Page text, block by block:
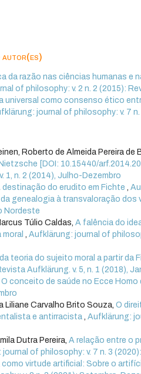
autor(es)
da razão nas ciências humanas e
of philosophy: v. 2 n. 2 (2015):
universal como consenso ético
journal of philosophy: v. 7
Roberto de Almeida Pereira de
[DOI: 10.15440/
1, n. 2 (2014), Julho-Dezembro
destinação do erudito em Fichte,
genealogia à transvaloração dos
Nordeste
Túlio Caldas,A falência do
moral,Aufklärung: journal of
teoria do sujeito moral a partir da
Aufklärung. v. 5, n. 1 (2018),
O conceito de saúde no Ecce
Liliane Carvalho Brito Souza,O
e antirracista,Aufklärung:
Dutra Pereira,A relação entre o
of philosophy: v. 7 n. 3
virtude artificial: Sobre o